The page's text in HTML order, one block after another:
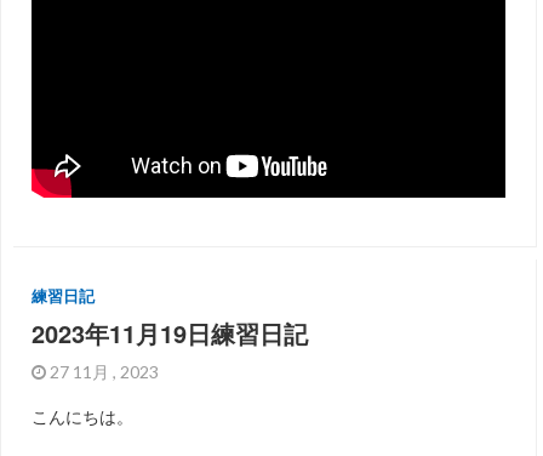
練習日記
2023年11月19日練習日記
27 11月 , 2023
こんにちは。